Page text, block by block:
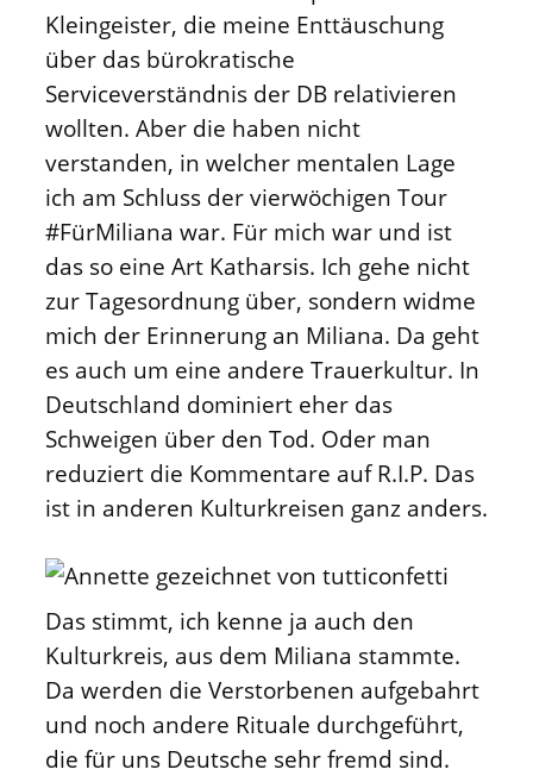
Kleingeister, die meine Enttäuschung
über das bürokratische
Serviceverständnis der DB relativieren
wollten. Aber die haben nicht
verstanden, in welcher mentalen Lage
ich am Schluss der vierwöchigen Tour
#FürMiliana war. Für mich war und ist
das so eine Art Katharsis. Ich gehe nicht
zur Tagesordnung über, sondern widme
mich der Erinnerung an Miliana. Da geht
es auch um eine andere Trauerkultur. In
Deutschland dominiert eher das
Schweigen über den Tod. Oder man
reduziert die Kommentare auf R.I.P. Das
ist in anderen Kulturkreisen ganz anders.
Das stimmt, ich kenne ja auch den
Kulturkreis, aus dem Miliana stammte.
Da werden die Verstorbenen aufgebahrt
und noch andere Rituale durchgeführt,
die für uns Deutsche sehr fremd sind.